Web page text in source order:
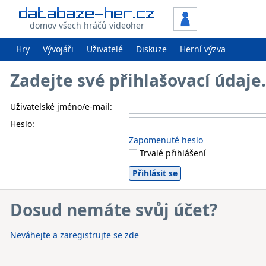
domov všech hráčů videoher
Hry Vývojáři Uživatelé Diskuze Herní výzva
Zadejte své přihlašovací
Uživatelské jméno/e-mail:
Heslo:
Zapomenuté heslo
Trvalé přihlášení
Dosud nemáte svůj účet?
Neváhejte a zaregistrujte se zde